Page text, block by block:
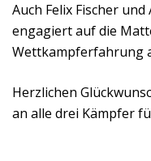
Auch Felix Fischer
engagiert auf die
Wettkampferfahrung
Herzlichen
an alle drei Kämpfer